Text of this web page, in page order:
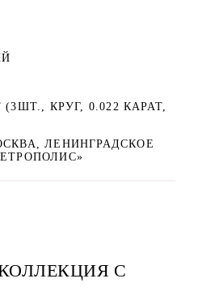
КРУГ, 0.022 КАРАТ,
ЛЕНИНГРАДСКОЕ
С